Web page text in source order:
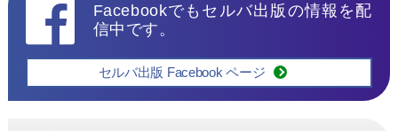
Facebookでもセルバ出版の情報を配
信中です。
セルバ出版 Facebook ページ